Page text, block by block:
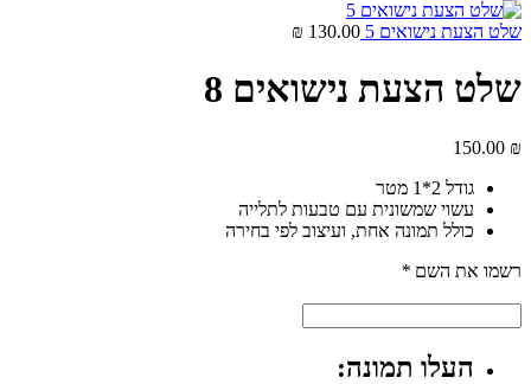
שלט הצעת נישואים 5 130.00
₪
שלט הצעת נישואים 8
150.00 ₪
גודל 2*1 מטר
עשוי שמשונית עם טבעות לתלייה
כולל תמונה אחת, ועיצוב לפי בחירה
רשמו את השם *
העלו תמונה: